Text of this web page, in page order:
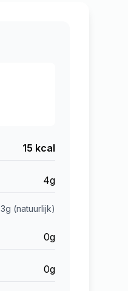
15 kcal
4g
3g (natuurlijk)
0g
0g